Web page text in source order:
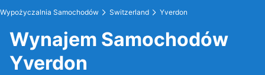
Wypożyczalnia Samochodów Switzerland Yverdon
Wynajem Samochodów
Yverdon